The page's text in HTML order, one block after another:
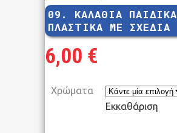
09. ΚΑΛΑΘΙΑ ΠΑΙΔΙΚΑ
ΠΛΑΣΤΙΚΑ ΜΕ ΣΧΕΔΙΑ
6,00 €
Χρώματα
Εκκαθάριση